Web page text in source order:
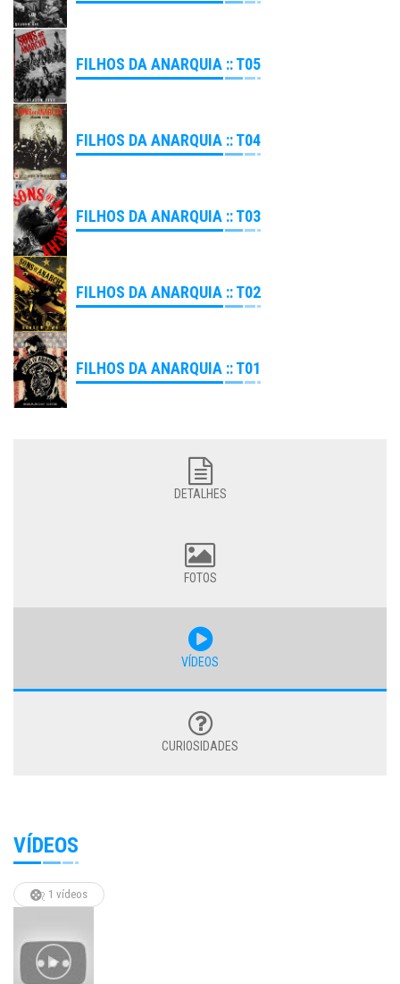
FILHOS DA ANARQUIA :: T05
FILHOS DA ANARQUIA :: T04
FILHOS DA ANARQUIA :: T03
FILHOS DA ANARQUIA :: T02
FILHOS DA ANARQUIA :: T01
DETALHES
FOTOS
VÍDEOS
CURIOSIDADES
VÍDEOS
1 vídeos